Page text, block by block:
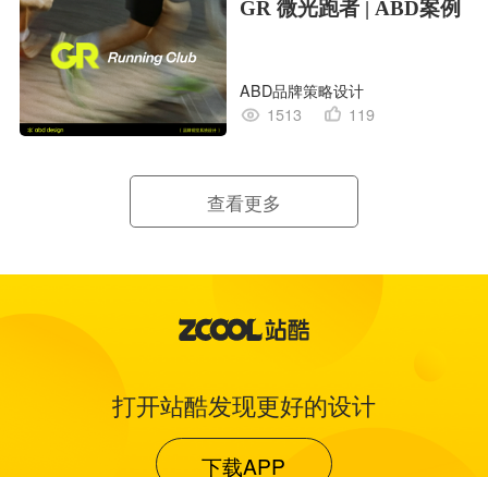
GR 微光跑者 | ABD案例
ABD品牌策略设计
1513
119
查看更多
打开站酷发现更好的设计
下载APP